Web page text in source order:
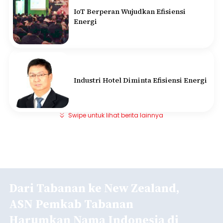
IoT Berperan Wujudkan Efisiensi
Energi
Industri Hotel Diminta Efisiensi Energi
Swipe untuk lihat berita lainnya
Dari Tabanan ke New Zealand,
ASN Pemkab Tabanan